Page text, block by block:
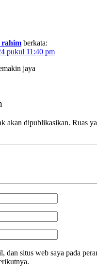
berkata:
pukul 11:40 pm
jaya
akan dipublikasikan. Ruas
dan situs web saya pada